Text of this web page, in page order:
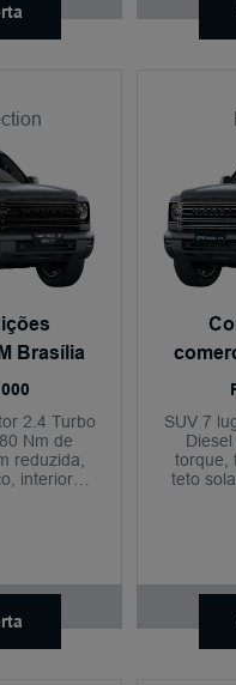
Brasília
2.4 Turbo
Nm de
reduzida,
interior
SUV 7
torque,
teto